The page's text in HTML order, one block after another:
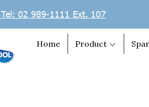
02 989-1111 Ext. 107
Home Product